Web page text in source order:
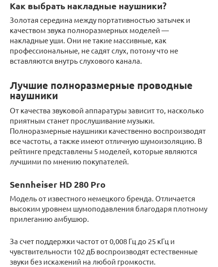
Как выбрать накладные наушники?
Золотая середина между портативностью затычек и
качеством звука полноразмерных моделей —
накладные уши. Они не такие массивные, как
профессиональные, не садят слух, потому что не
вставляются внутрь слухового канала.
Лучшие полноразмерные проводные
наушники
От качества звуковой аппаратуры зависит то, насколько
приятным станет прослушивание музыки.
Полноразмерные наушники качественно воспроизводят
все частоты, а также имеют отличную шумоизоляцию. В
рейтинге представлены 5 моделей, которые являются
лучшими по мнению покупателей.
Sennheiser HD 280 Pro
Модель от известного немецкого бренда. Отличается
высоким уровнем шумоподавления благодаря плотному
прилеганию амбушюр.
За счет поддержки частот от 0,008 Гц до 25 кГц и
чувствительности 102 дБ воспроизводят естественные
звуки без искажений на любой громкости.